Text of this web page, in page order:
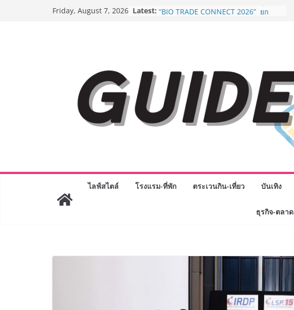
Friday, August 7, 2026 Latest: BEDO เดินหน้าจัดกิจกรรมเจรจาธุรกิจ
ภัณฑ์ครบวงจร ขอเชิญเลือกซื้อมาลัย
และของขวัญต้อนรับวันแม่ เปิดให้
บริการทุกวันตลอด 24 ชั่วโมง
Guangzhou Yinghao School เผยวิสัย
ทัศน์การศึกษาที่พร้อมรับอนาคต “เราไม่
ได้เตรียมนักเรียนเพียงเพื่อก้าวเข้าสู่
“ดร.ปิยะวัฒน์” ถ่ายทอดวิสัยทัศน์ธุรกิจ
พร้อมฟรีคอนเสิร์ต “โชค รถแห่” ยกวง
อร่อย ยกเมนูระดับตำนาน “ข้าวหน้าไก่
ไลฟ์สไตล์ โรงแรม-ที่พัก ตระเวนกิน-เที่ยว บันเทิง
ธุรกิจ-ตลาด